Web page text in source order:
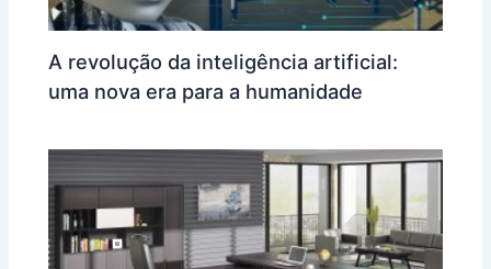
A revolução da inteligência artificial:
uma nova era para a humanidade